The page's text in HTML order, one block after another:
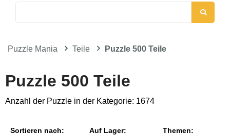
Puzzle Mania Teile Puzzle 500 Teile
Puzzle 500 Teile
Anzahl der Puzzle in der Kategorie: 1674
Sortieren nach: Auf Lager: Themen: